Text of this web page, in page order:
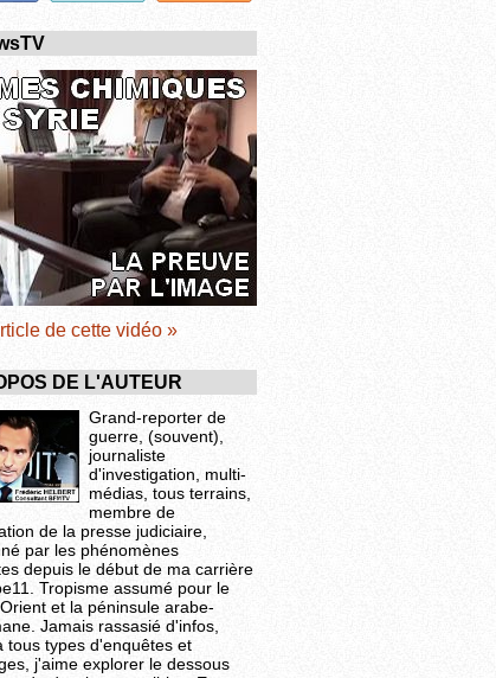
de cette vidéo »
DE L'AUTEUR
Grand-reporter de
guerre, (souvent),
journaliste
d'investigation, multi-
médias, tous terrains,
membre de
de la presse judiciaire,
par les phénomènes
depuis le début de ma carrière
Tropisme assumé pour le
et la péninsule arabe-
Jamais rassasié d'infos,
tous types d'enquêtes et
j'aime explorer le dessous